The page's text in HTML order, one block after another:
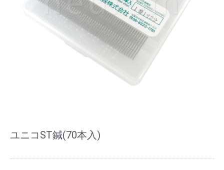
ユニコST鍼(70本入)